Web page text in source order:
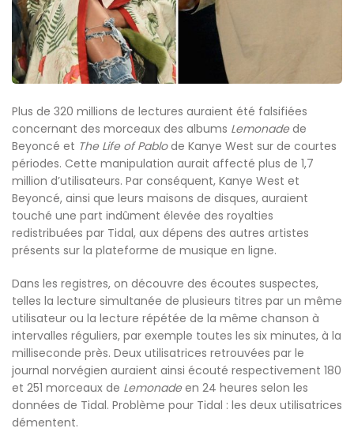
Plus de 320 millions de lectures auraient été falsifiées
concernant des morceaux des albums Lemonadede
Beyoncé et The Life of Pablode Kanye West sur de courtes
périodes. Cette manipulation aurait affecté plus de 1,7
million d’utilisateurs. Par conséquent, Kanye West et
Beyoncé, ainsi que leurs maisons de disques, auraient
touché une part indûment élevée des royalties
redistribuées par Tidal, aux dépens des autres artistes
présents sur la plateforme de musique en ligne.
Dans les registres, on découvre des écoutes suspectes,
telles la lecture simultanée de plusieurs titres par un même
utilisateur ou la lecture répétée de la même chanson à
intervalles réguliers, par exemple toutes les six minutes, à la
milliseconde près. Deux utilisatrices retrouvées par le
journal norvégien auraient ainsi écouté respectivement 180
et 251 morceaux de Lemonadeen 24 heures selon les
données de Tidal. Problème pour Tidal : les deux utilisatrices
démentent.